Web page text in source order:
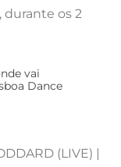
durante os 2
vai
Dance
(LIVE) |